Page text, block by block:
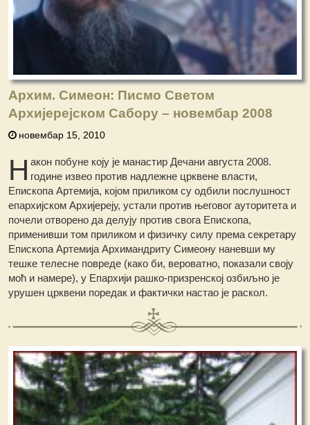
Архим. Симеон: Писмо Светом
Архијерејском Сабору – новембар 2008
новембар 15, 2010
Н акон побуне коју је манастир Дечани августа 2008.
године извео против надлежне црквене власти,
Епископа Артемија, којом приликом су одбили послушност
епархијском Архијереју, устали против његовог ауторитета и
почели отворено да делују против свога Епископа,
применивши том приликом и физичку силу према секретару
Епископа Артемија Архимандриту Симеону наневши му
тешке телесне повреде (како би, вероватно, показали своју
моћ и намере), у Епархији рашко-призренској озбиљно је
урушен црквени поредак и фактички настао је раскол.